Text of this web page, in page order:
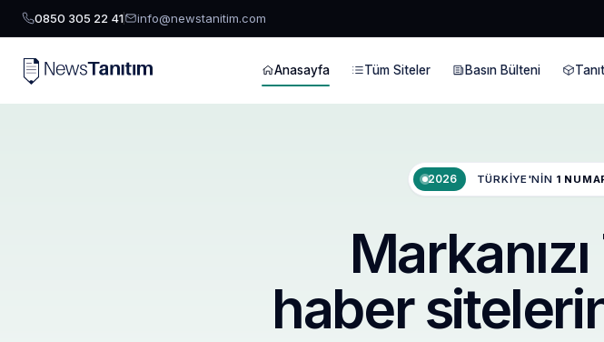
0850 305 22 41 info@newstanitim.com
Anasayfa Tüm Siteler Basın Bülteni
2026 TÜRKIYE'NIN 1
haber